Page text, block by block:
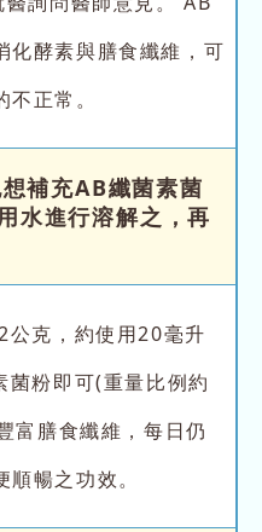
化酵素與膳食纖維，可
正常。
補充AB纖菌素菌
水進行溶解之，再
公克，約使用20毫升
菌粉即可(重量比例約
富膳食纖維，每日仍
暢之功效。